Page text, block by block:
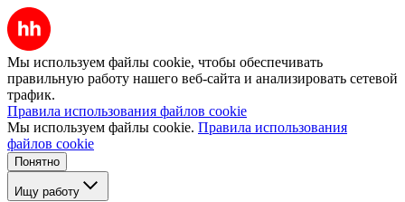
Мы используем файлы cookie, чтобы обеспечивать
правильную работу нашего веб-сайта и анализировать сетевой
трафик.
Правила использования файлов cookie
Мы используем файлы cookie. Правила использования
файлов cookie
Понятно
Ищу работу